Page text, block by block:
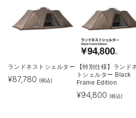
ランドネストシェルター
¥87,780 (税込)
【特別仕様】ランド
トシェルター Black
Frame Edition
¥94,800 (税込)